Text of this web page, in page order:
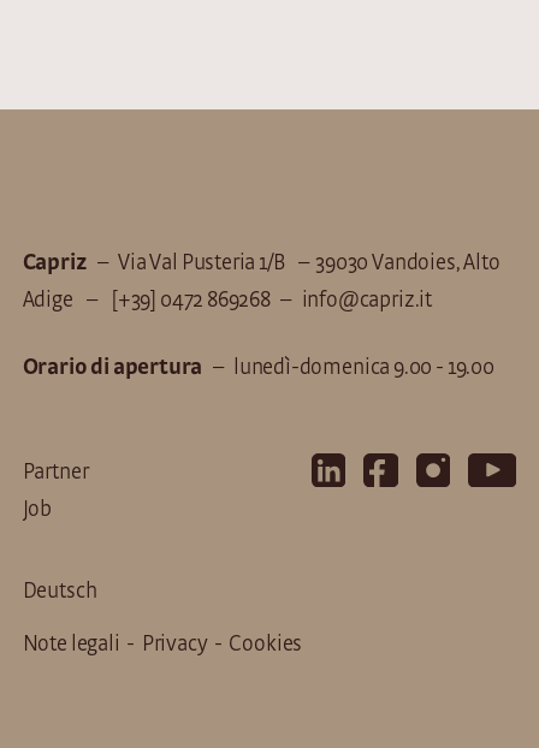
Capriz – Via Val Pusteria 1/B – 39030 Vandoies, Alto
Adige –
[+39] 0472 869268– info@capriz.it
Orario di apertura – lunedì-domenica 9.00 - 19.00
Partner
Job
Deutsch
Note legali - Privacy- Cookies